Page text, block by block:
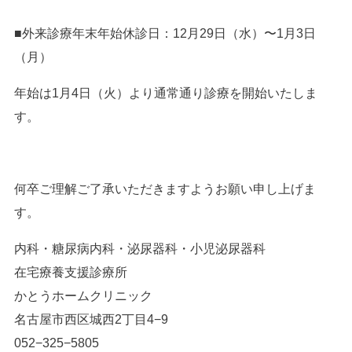
■外来診療年末年始休診日：12月29日（水）〜1月3日
（月）
年始は1月4日（火）より通常通り診療を開始いたしま
す。
何卒ご理解ご了承いただきますようお願い申し上げま
す。
内科・糖尿病内科・泌尿器科・小児泌尿器科
在宅療養支援診療所
かとうホームクリニック
名古屋市西区城西2丁目4−9
052−325−5805